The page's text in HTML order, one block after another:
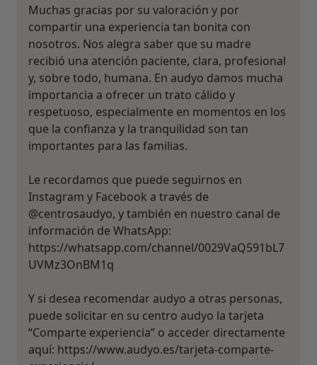
Muchas gracias por su valoración y por
compartir una experiencia tan bonita con
nosotros. Nos alegra saber que su madre
recibió una atención paciente, clara, profesional
y, sobre todo, humana. En audyo damos mucha
importancia a ofrecer un trato cálido y
respetuoso, especialmente en momentos en los
que la confianza y la tranquilidad son tan
importantes para las familias.
Le recordamos que puede seguirnos en
Instagram y Facebook a través de
@centrosaudyo, y también en nuestro canal de
información de WhatsApp:
https://whatsapp.com/channel/0029VaQ591bL7
UVMz3OnBM1q
Y si desea recomendar audyo a otras personas,
puede solicitar en su centro audyo la tarjeta
“Comparte experiencia” o acceder directamente
aquí: https://www.audyo.es/tarjeta-comparte-
¿Alguna vez has usado una app
o chatbot de IA para hablar
psicológico?
Sí, varias veces
Sí, una vez
No, pero lo consideraría
Continuar